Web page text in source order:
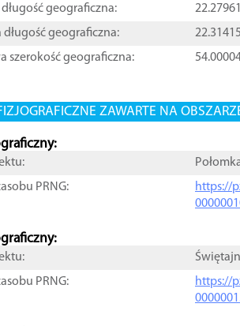
geograficzna:
geograficzna:
szerokość geograficzna:
ZAWARTE NA
PRNG:
https://
PRNG:
https://